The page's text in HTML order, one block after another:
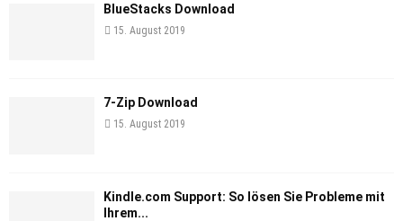
BlueStacks Download
15. August 2019
7-Zip Download
15. August 2019
Kindle.com Support: So lösen Sie Probleme mit
Ihrem...